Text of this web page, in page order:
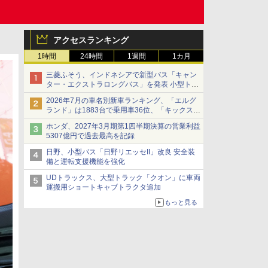
アクセスランキング
1時間 24時間 1週間 1カ月
三菱ふそう、インドネシアで新型バス「キャン
ター・エクストラロングバス」を発表 小型トラ
ックベースの観光・旅客輸送向けバス
2026年7月の車名別新車ランキング、「エルグ
ランド」は1883台で乗用車36位、「キックス」
は2591台で27位に
ホンダ、2027年3月期第1四半期決算の営業利益
5307億円で過去最高を記録
日野、小型バス「日野リエッセII」改良 安全装
備と運転支援機能を強化
UDトラックス、大型トラック「クオン」に車両
運搬用ショートキャブトラクタ追加
もっと見る